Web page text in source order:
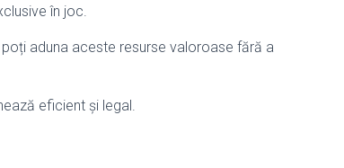
în joc.
aduna aceste resurse valoroase fără a
eficient și legal.